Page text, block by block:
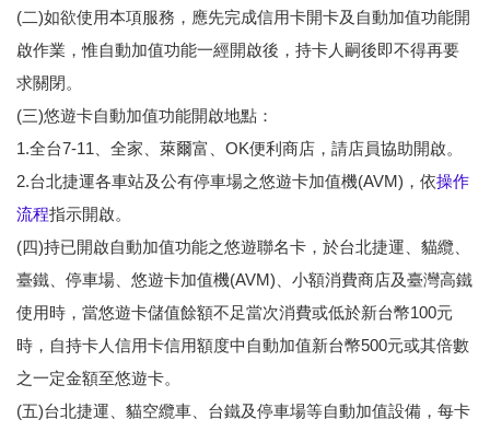
(二)如欲使用本項服務，應先完成信用卡開卡及自動加值功能開
啟作業，惟自動加值功能一經開啟後，持卡人嗣後即不得再要
求關閉。
(三)悠遊卡自動加值功能開啟地點：
1.全台7-11、全家、萊爾富、OK便利商店，請店員協助開啟。
2.台北捷運各車站及公有停車場之悠遊卡加值機(AVM)，依操作
流程指示開啟。
(四)持已開啟自動加值功能之悠遊聯名卡，於台北捷運、貓纜、
臺鐵、停車場、悠遊卡加值機(AVM)、小額消費商店及臺灣高鐵
使用時，當悠遊卡儲值餘額不足當次消費或低於新台幣100元
時，自持卡人信用卡信用額度中自動加值新台幣500元或其倍數
之一定金額至悠遊卡。
(五)台北捷運、貓空纜車、台鐵及停車場等自動加值設備，每卡